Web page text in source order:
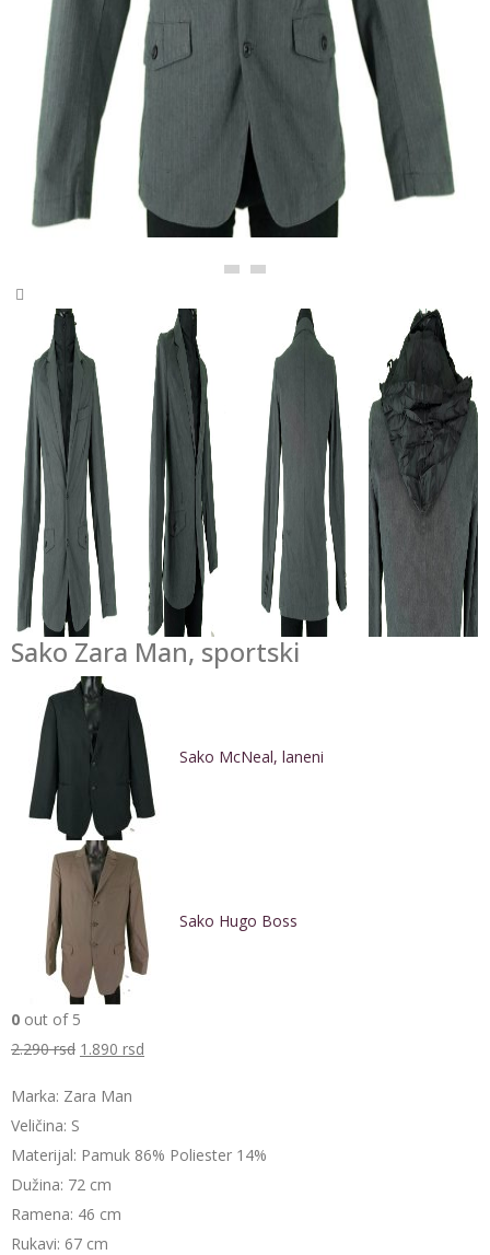
Sako Zara Man, sportski
Sako McNeal, laneni
Sako Hugo Boss
0 out of 5
2.290rsd Originalna
je
2.290 rsd.
1.890 rsd
Marka: Zara Man
Veličina: S
Materijal: Pamuk 86% Poliester 14%
Dužina: 72 cm
Ramena: 46 cm
Rukavi: 67 cm